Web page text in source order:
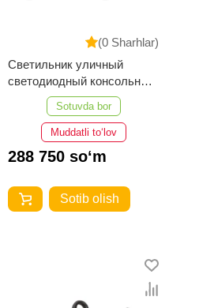
(0 Sharhlar)
Светильник уличный
светодиодный консольный
SOLAR-EG ДКУ 106 100W-
6500-SCP-6Ah
Sotuvda bor
Muddatli to‘lov
288 750 so‘m
Sotib olish